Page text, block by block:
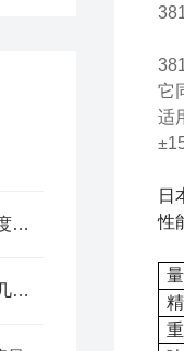
化学工业的微量解决方案：高精度微小流量质量流量计
液体质量流量控制器主要分为哪几种类型？
它
适
日
性